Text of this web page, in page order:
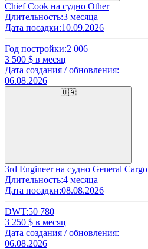
Chief Cook на судно Other
Длительность:3 месяца
Дата посадки:10.09.2026
Год постройки:2 006
3 500 $ в месяц
Дата создания / обновления:
06.08.2026
🇺🇦
3rd Engineer на судно General Cargo
Длительность:4 месяца
Дата посадки:08.08.2026
DWT:50 780
3 250 $ в месяц
Дата создания / обновления:
06.08.2026